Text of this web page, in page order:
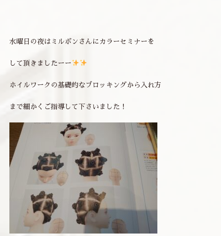
水曜日の夜はミルボンさんにカラーセミナーを
して頂きましたーー
ホイルワークの基礎的なブロッキングから入れ方
まで細かくご指導して下さいました！